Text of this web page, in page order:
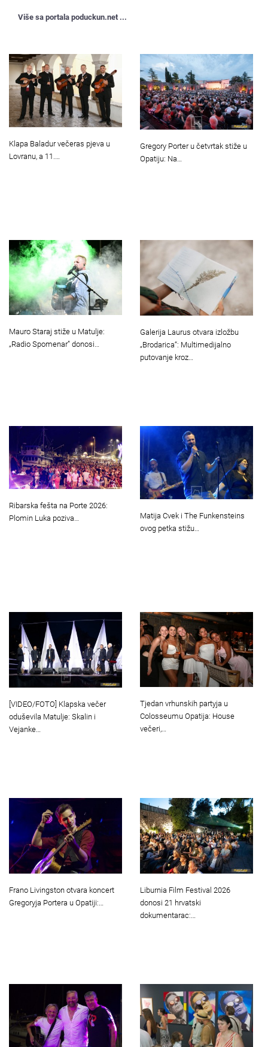
Više sa portala poduckun.net ...
Klapa Baladur večeras pjeva u
Lovranu, a 11.…
Gregory Porter u četvrtak stiže u
Opatiju: Na…
Mauro Staraj stiže u Matulje:
„Radio Spomenar” donosi…
Galerija Laurus otvara izložbu
„Brodarica“: Multimedijalno
putovanje kroz…
Ribarska fešta na Porte 2026:
Plomin Luka poziva…
Matija Cvek i The Funkensteins
ovog petka stižu…
[VIDEO/FOTO] Klapska večer
oduševila Matulje: Skalin i
Vejanke…
Tjedan vrhunskih partyja u
Colosseumu Opatija: House
večeri,…
Frano Livingston otvara koncert
Gregoryja Portera u Opatiji:…
Liburnia Film Festival 2026
donosi 21 hrvatski
dokumentarac:…